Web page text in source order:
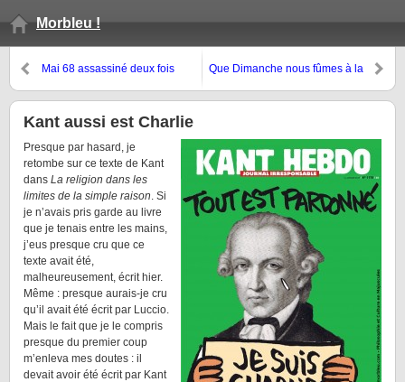
Morbleu !
Mai 68 assassiné deux fois
Que Dimanche nous fûmes à la
Kant aussi est Charlie
Presque par hasard, je
retombe sur ce texte de Kant
dans La religion dans les
limites de la simple raison. Si
je n’avais pris garde au livre
que je tenais entre les mains,
j’eus presque cru que ce
texte avait été,
malheureusement, écrit hier.
Même : presque aurais-je cru
qu’il avait été écrit par Luccio.
Mais le fait que je le compris
presque du premier coup
m’enleva mes doutes : il
devait avoir été écrit par Kant